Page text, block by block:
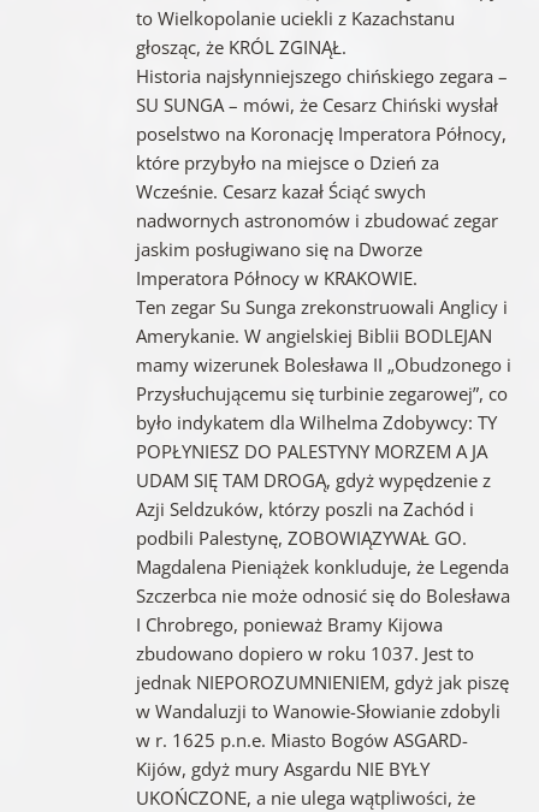
to Wielkopolanie uciekli z Kazachstanu
głosząc, że KRÓL ZGINĄŁ.
Historia najsłynniejszego chińskiego zegara –
SU SUNGA – mówi, że Cesarz Chiński wysłał
poselstwo na Koronację Imperatora Północy,
które przybyło na miejsce o Dzień za
Wcześnie. Cesarz kazał Ściąć swych
nadwornych astronomów i zbudować zegar
jaskim posługiwano się na Dworze
Imperatora Północy w KRAKOWIE.
Ten zegar Su Sunga zrekonstruowali Anglicy i
Amerykanie. W angielskiej Biblii BODLEJAN
mamy wizerunek Bolesława II „Obudzonego i
Przysłuchującemu się turbinie zegarowej”, co
było indykatem dla Wilhelma Zdobywcy: TY
POPŁYNIESZ DO PALESTYNY MORZEM A JA
UDAM SIĘ TAM DROGĄ, gdyż wypędzenie z
Azji Seldzuków, którzy poszli na Zachód i
podbili Palestynę, ZOBOWIĄZYWAŁ GO.
Magdalena Pieniążek konkluduje, że Legenda
Szczerbca nie może odnosić się do Bolesława
I Chrobrego, ponieważ Bramy Kijowa
zbudowano dopiero w roku 1037. Jest to
jednak NIEPOROZUMNIENIEM, gdyż jak piszę
w Wandaluzji to Wanowie-Słowianie zdobyli
w r. 1625 p.n.e. Miasto Bogów ASGARD-
Kijów, gdyż mury Asgardu NIE BYŁY
UKOŃCZONE, a nie ulega wątpliwości, że